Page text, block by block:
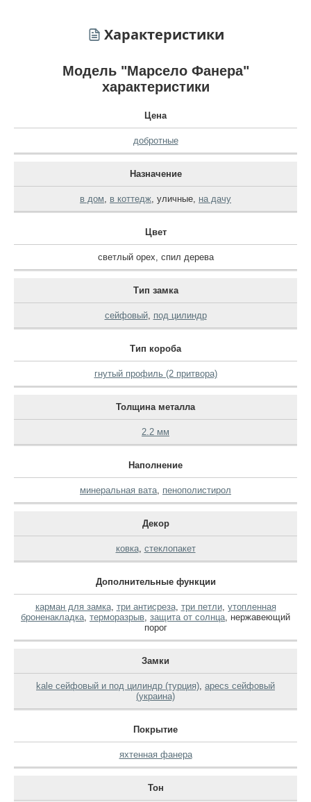
Характеристики
Модель "Марсело Фанера"
характеристики
Цена
добротные
Назначение
в дом в коттедж уличные на дачу
Цвет
светлый орех спил дерева
Тип замка
сейфовый, под цилиндр
Тип короба
гнутый профиль (2 притвора)
Толщина металла
2.2 мм
Наполнение
минеральная вата пенополистирол
Декор
ковка, стеклопакет
Дополнительные функции
карман для замка, три антисреза, три петли, утопленная
броненакладка терморазрыв защита от солнца нержавеющий
порог
Замки
kale сейфовый и под цилиндр (турция) apecs сейфовый
(украина)
Покрытие
яхтенная фанера
Тон